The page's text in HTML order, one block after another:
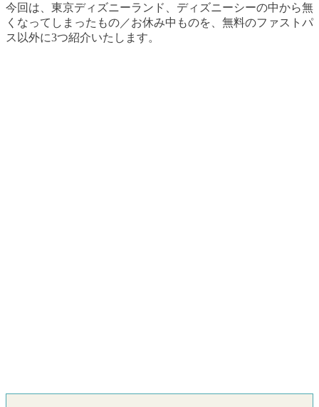
今回は、東京ディズニーランド、ディズニーシーの中から無
くなってしまったもの／お休み中ものを、無料のファストパ
ス以外に3つ紹介いたします。